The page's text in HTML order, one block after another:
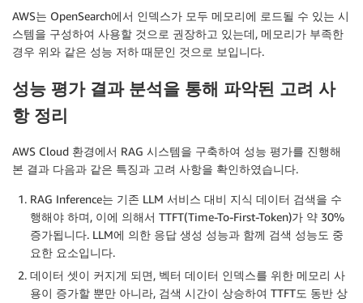
AWS는 OpenSearch에서 인덱스가 모두 메모리에 로드될 수 있는 시
스템을 구성하여 사용할 것으로 권장하고 있는데, 메모리가 부족한
경우 위와 같은 성능 저하 때문인 것으로 보입니다.
성능 평가 결과 분석을 통해 파악된 고려 사
항 정리
AWS Cloud 환경에서 RAG 시스템을 구축하여 성능 평가를 진행해
본 결과 다음과 같은 특징과 고려 사항을 확인하였습니다.
RAG Inference는 기존 LLM 서비스 대비 지식 데이터 검색을 수
행해야 하며, 이에 의해서 TTFT(Time-To-First-Token)가 약 30%
증가됩니다. LLM에 의한 응답 생성 성능과 함께 검색 성능도 중
요한 요소입니다.
데이터 셋이 커지게 되면, 벡터 데이터 인덱스를 위한 메모리 사
용이 증가할 뿐만 아니라, 검색 시간이 상승하여 TTFT도 동반 상